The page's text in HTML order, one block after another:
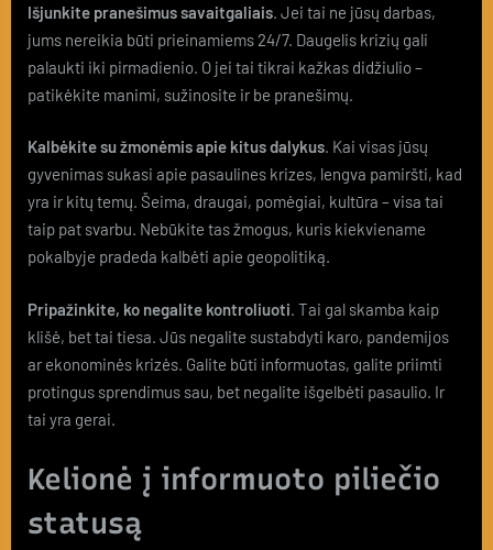
Išjunkite pranešimus savaitgaliais. Jei tai ne jūsų darbas,
jums nereikia būti prieinamiems 24/7. Daugelis krizių gali
palaukti iki pirmadienio. O jei tai tikrai kažkas didžiulio –
patikėkite manimi, sužinosite ir be pranešimų.
Kalbėkite su žmonėmis apie kitus dalykus. Kai visas jūsų
gyvenimas sukasi apie pasaulines krizes, lengva pamiršti, kad
yra ir kitų temų. Šeima, draugai, pomėgiai, kultūra – visa tai
taip pat svarbu. Nebūkite tas žmogus, kuris kiekviename
pokalbyje pradeda kalbėti apie geopolitiką.
Pripažinkite, ko negalite kontroliuoti. Tai gal skamba kaip
klišė, bet tai tiesa. Jūs negalite sustabdyti karo, pandemijos
ar ekonominės krizės. Galite būti informuotas, galite priimti
protingus sprendimus sau, bet negalite išgelbėti pasaulio. Ir
tai yra gerai.
Kelionė į informuoto piliečio
statusą